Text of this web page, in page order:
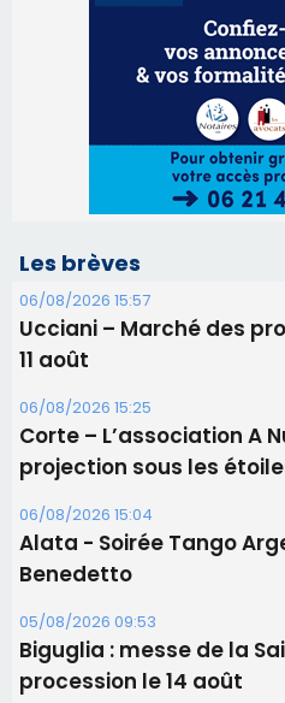
Ucciani – Marché des
Corte – L’association A
projection sous les
Alata - Soirée Tango
Benedetto
05/08/2026 09:53
Biguglia : messe de la
procession le 14 août
31/07/2026 08:24
Tennis - Début ce week-
RCPV
31/07/2026 08:22
82ème anniversaire de
Commandant Antoine de